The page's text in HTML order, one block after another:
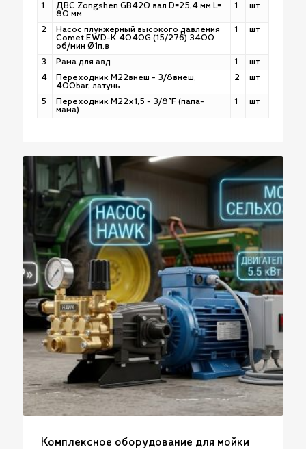
1
ДВС Zongshen GB420 вал D=25,4 мм L=
80 мм
1 шт
2
Насос плунжерный высокого давления
Comet EWD-K 4040G (15/276) 3400
об/мин Ø1п.в
1 шт
3 Рама для авд 1
шт
4
Переходник М22внеш - 3/8внеш,
400bar, латунь
2 шт
5
Переходник М22х1,5 - 3/8"F (папа-
мама)
1 шт
Комплексное оборудование для мойки